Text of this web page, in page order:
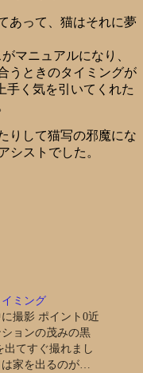
あって、猫はそれに夢
マニュアルになり、
うときのタイミングが
手く気を引いてくれた
りして猫写の邪魔にな
シストでした。
ミング
撮影 ポイント0近
ションの茂みの黒
出てすぐ撮れまし
家を出るのが…